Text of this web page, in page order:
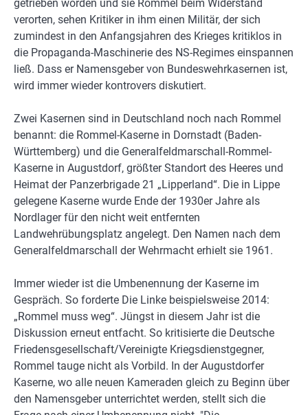
getrieben worden und sie Rommel beim Widerstand
verorten, sehen Kritiker in ihm einen Militär, der sich
zumindest in den Anfangsjahren des Krieges kritiklos in
die Propaganda-Maschinerie des NS-Regimes einspannen
ließ. Dass er Namensgeber von Bundeswehrkasernen ist,
wird immer wieder kontrovers diskutiert.
Zwei Kasernen sind in Deutschland noch nach Rommel
benannt: die Rommel-Kaserne in Dornstadt (Baden-
Württemberg) und die Generalfeldmarschall-Rommel-
Kaserne in Augustdorf, größter Standort des Heeres und
Heimat der Panzerbrigade 21 „Lipperland“. Die in Lippe
gelegene Kaserne wurde Ende der 1930er Jahre als
Nordlager für den nicht weit entfernten
Landwehrübungsplatz angelegt. Den Namen nach dem
Generalfeldmarschall der Wehrmacht erhielt sie 1961.
Immer wieder ist die Umbenennung der Kaserne im
Gespräch. So forderte Die Linke beispielsweise 2014:
„Rommel muss weg“. Jüngst in diesem Jahr ist die
Diskussion erneut entfacht. So kritisierte die Deutsche
Friedensgesellschaft/Vereinigte Kriegsdienstgegner,
Rommel tauge nicht als Vorbild. In der Augustdorfer
Kaserne, wo alle neuen Kameraden gleich zu Beginn über
den Namensgeber unterrichtet werden, stellt sich die